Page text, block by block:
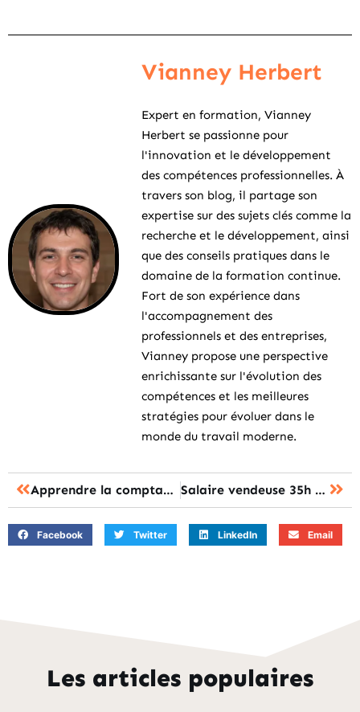
Vianney Herbert
Expert en formation, Vianney
Herbert se passionne pour
l'innovation et le développement
des compétences professionnelles. À
travers son blog, il partage son
expertise sur des sujets clés comme la
recherche et le développement, ainsi
que des conseils pratiques dans le
domaine de la formation continue.
Fort de son expérience dans
l'accompagnement des
professionnels et des entreprises,
Vianney propose une perspective
enrichissante sur l'évolution des
compétences et les meilleures
stratégies pour évoluer dans le
monde du travail moderne.
Apprendre la comptabilité : les 7 étapes pour maîtriser les bases efficacement Salaire vendeuse 35h net : les chiffres réels à connaître en 2024
Facebook Twitter LinkedIn Email
Les articles populaires